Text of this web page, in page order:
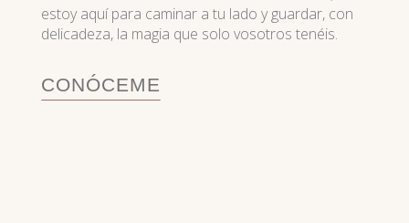
estoy aquí para caminar a tu lado y guardar, con
delicadeza, la magia que solo vosotros tenéis.
CONÓCEME